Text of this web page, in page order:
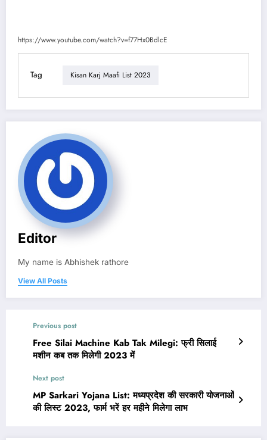
https://www.youtube.com/watch?v=f77Hx0BdlcE
Tag Kisan Karj Maafi List 2023
Editor
My name is Abhishek rathore
View All Posts
Previous post
Free Silai Machine Kab Tak Milegi: फ्री सिलाई
मशीन कब तक मिलेगी 2023 में
Next post
MP Sarkari Yojana List: मध्यप्रदेश की सरकारी योजनाओं
की लिस्ट 2023, फार्म भरें हर महीने मिलेगा लाभ